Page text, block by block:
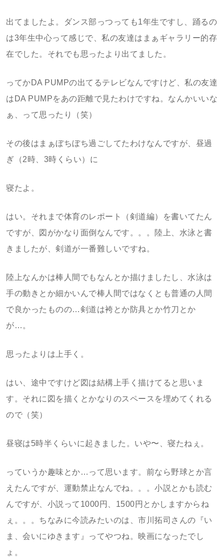
出てましたよ。ダンス部っつっても1年生ですし、踊るの
は3年生中心って感じで、私の友達はまぁギャラリー的存
在でした。それでも思ったより出てました。
ってかDA PUMPの出てるテレビなんですけど、私の友達
はDA PUMPをあの距離で見たわけですね。なんかいいな
ぁ、って思ったり（笑）
その後はまぁぼちぼち過ごしてたわけなんですが、昼過
ぎ（2時、3時くらい）に
寝たよ。
はい。それまで体育のレポート（剣道編）を書いてたん
ですが、図がかなり面倒なんです。。。陸上、水泳と書
きましたが、剣道が一番難しいですね。
陸上なんかは棒人間でもなんとか描けましたし、水泳は
手の動きとか細かいんで棒人間ではなくとも普通の人間
で良かったものの…剣道は袴とか防具とか竹刀とか
が…。
思ったよりは上手く。
はい、途中ですけど図は結構上手く描けてると思いま
す。それに図を描くとかなりのスペースを埋めてくれる
ので（笑）
昼寝は5時半くらいに起きました。いや〜、寝たねぇ。
っていうか趣味とか…って思います。前なら野球とか言
えたんですが、運動禁止なんでね。。。小説とかも読む
んですが、小説って1000円、1500円とかしますからね
ぇ。。。ちなみに今読みたいのは、市川拓司さんの『い
ま、会いにゆきます』ってやつね。映画になったでし
ょ。